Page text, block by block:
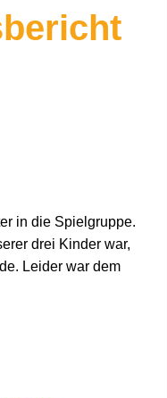
in die Spielgruppe.
drei Kinder war,
Leider war dem